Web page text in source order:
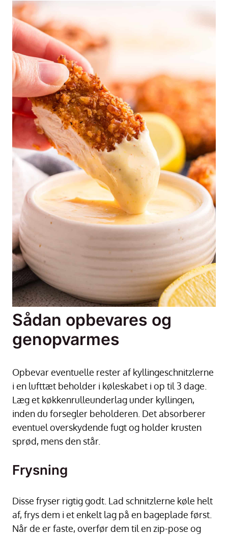
Sådan opbevares og
genopvarmes
Opbevar eventuelle rester af kyllingeschnitzlerne
i en lufttæt beholder i køleskabet i op til 3 dage.
Læg et køkkenrulleunderlag under kyllingen,
inden du forsegler beholderen. Det absorberer
eventuel overskydende fugt og holder krusten
sprød, mens den står.
Frysning
Disse fryser rigtig godt. Lad schnitzlerne køle helt
af, frys dem i et enkelt lag på en bageplade først.
Når de er faste, overfør dem til en zip-pose og